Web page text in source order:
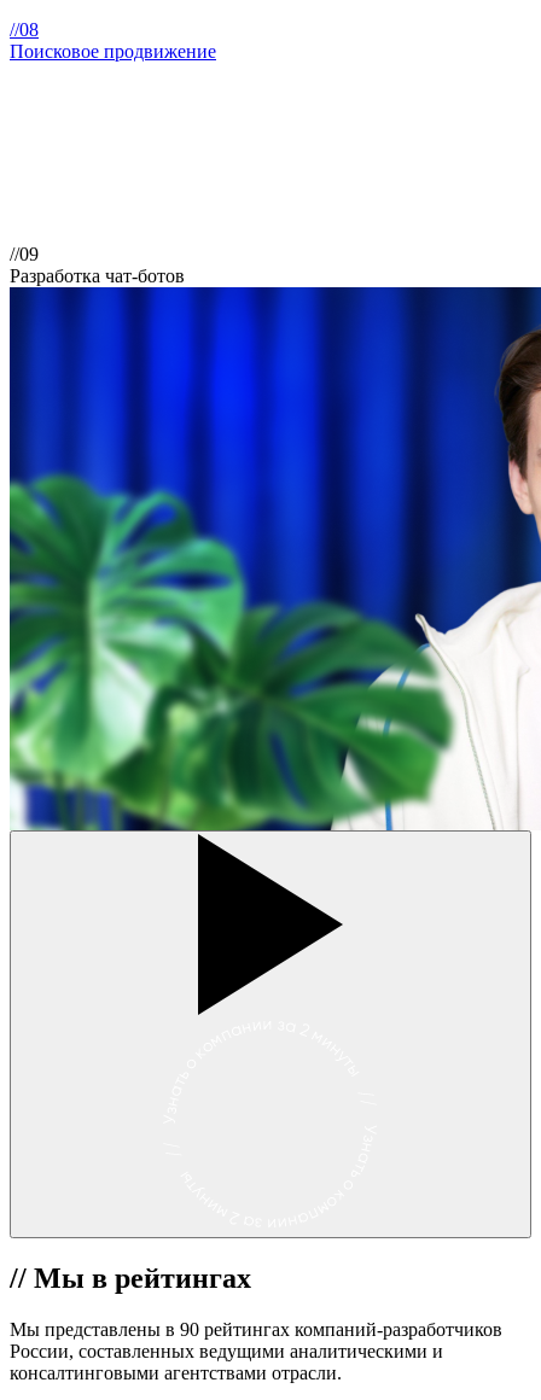
//08
Поисковое продвижение
//09
Разработка чат-ботов
// Мы в рейтингах
Мы представлены в 90 рейтингах компаний-разработчиков
России, составленных ведущими аналитическими и
консалтинговыми агентствами отрасли.